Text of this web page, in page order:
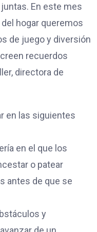
En este mes
hogar queremos
de juego y diversión
recuerdos
directora de
en las siguientes
en el que los
o patear
antes de que se
y